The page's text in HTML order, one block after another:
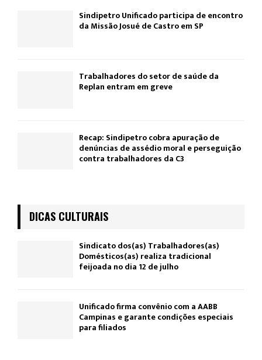
Sindipetro Unificado participa de encontro
da Missão Josué de Castro em SP
Trabalhadores do setor de saúde da
Replan entram em greve
Recap: Sindipetro cobra apuração de
denúncias de assédio moral e perseguição
contra trabalhadores da C3
DICAS CULTURAIS
Sindicato dos(as) Trabalhadores(as)
Domésticos(as) realiza tradicional
feijoada no dia 12 de julho
Unificado firma convênio com a AABB
Campinas e garante condições especiais
para filiados